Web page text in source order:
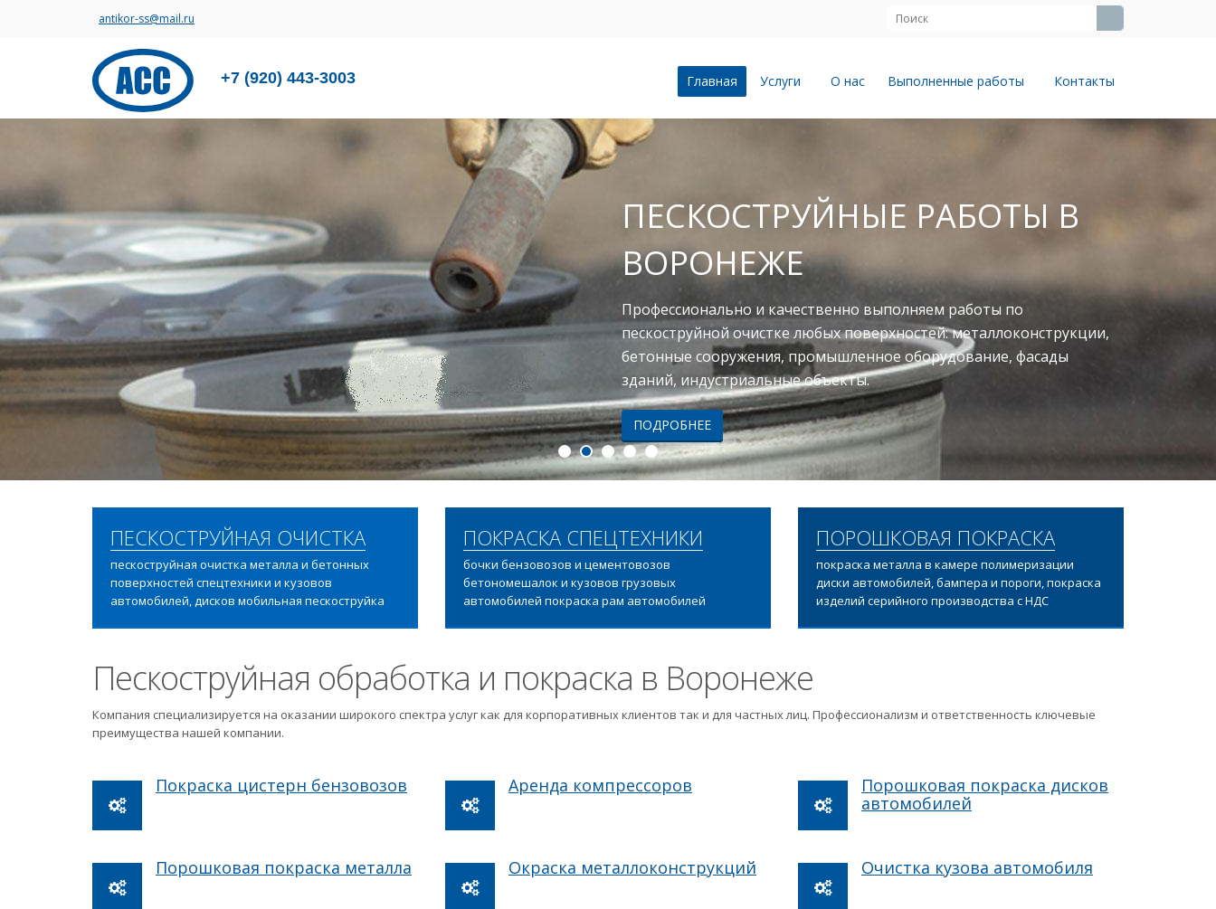
antikor-ss@mail.ru
+7 (920) 443-3003 Главная Услуги О нас Выполненные работы Контакты
ПЕСКОСТРУЙНЫЕ РАБОТЫ В
ВОРОНЕЖЕ
Профессионально и качественно выполняем работы по
пескоструйной очистке любых поверхностей: металлоконструкции,
бетонные сооружения, промышленное оборудование, фасады
зданий, индустриальные объекты.
ПОДРОБНЕЕ
ПЕСКОСТРУЙНАЯ ОЧИСТКА
пескоструйная очистка металла и бетонных
поверхностей спецтехники и кузовов
автомобилей, дисков мобильная пескоструйка
ПОКРАСКА СПЕЦТЕХНИКИ
бочки бензовозов и цементовозов
бетономешалок и кузовов грузовых
автомобилей покраска рам автомобилей
ПОРОШКОВАЯ ПОКРАСКА
покраска металла в камере полимеризации
диски автомобилей, бампера и пороги, покраска
изделий серийного производства с НДС
Пескоструйная обработка и покраска в Воронеже
Компания специализируется на оказании широкого спектра услуг как для корпоративных клиентов так и для частных лиц. Профессионализм и ответственность ключевые
преимущества нашей компании.
Покраска цистерн бензовозов Аренда компрессоров
Порошковая покраска дисков
автомобилей
Порошковая покраска металла Окраска металлоконструкций Очистка кузова автомобиля